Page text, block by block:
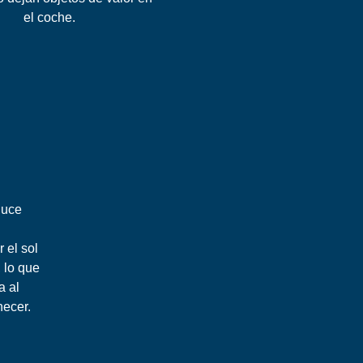
el coche.
el sol
lo que
al